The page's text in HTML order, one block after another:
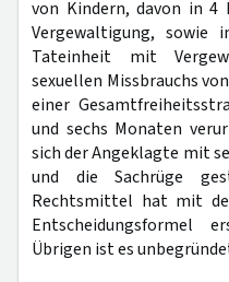
von Kindern, davon in
Vergewaltigung,
Tateinheit mit
sexuellen Missbrauchs
einer
und sechs Monaten
sich der Angeklagte mit
und die Sachrüge
Rechtsmittel hat mit
Entscheidungsformel
Übrigen ist es